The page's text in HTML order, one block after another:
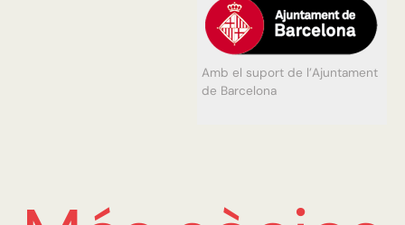
Amb el suport de l’Ajuntament
de Barcelona